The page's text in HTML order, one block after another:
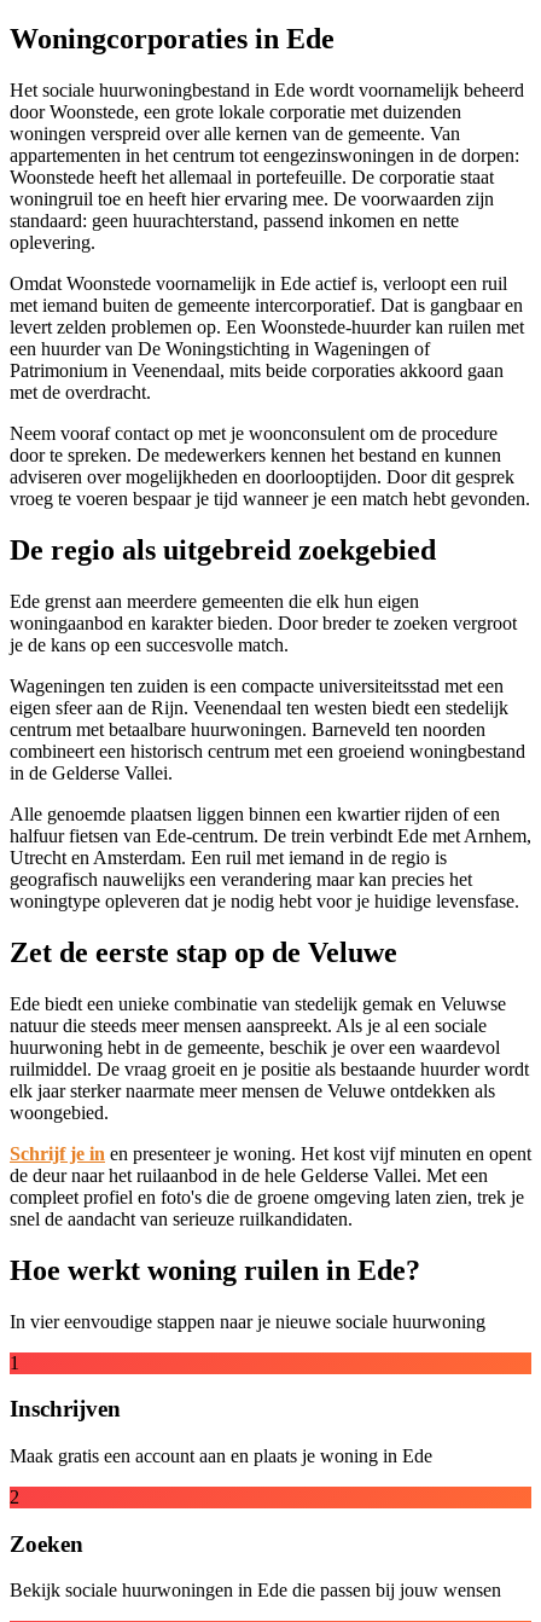
Woningcorporaties in Ede
Het sociale huurwoningbestand in Ede wordt voornamelijk beheerd
doorWoonstede, een grote lokale corporatie met duizenden
woningen verspreid over alle kernen van de gemeente. Van
appartementen in het centrum tot eengezinswoningen in de dorpen:
Woonstede heeft het allemaal in portefeuille. De corporatie staat
woningruil toe en heeft hier ervaring mee. De voorwaarden zijn
standaard: geen huurachterstand, passend inkomen en nette
oplevering.
Omdat Woonstede voornamelijk in Ede actief is, verloopt een ruil
met iemand buiten de gemeente intercorporatief. Dat is gangbaar en
levert zelden problemen op. Een Woonstede-huurder kan ruilen met
een huurder van De Woningstichting in Wageningen of
Patrimonium in Veenendaal, mits beide corporaties akkoord gaan
met de overdracht.
Neem vooraf contact op met je woonconsulent om de procedure
door te spreken. De medewerkers kennen het bestand en kunnen
adviseren over mogelijkheden en doorlooptijden. Door dit gesprek
vroeg te voeren bespaar je tijd wanneer je een match hebt gevonden.
De regio als uitgebreid zoekgebied
Ede grenst aan meerdere gemeenten die elk hun eigen
woningaanbod en karakter bieden. Door breder te zoeken vergroot
je de kans op een succesvolle match.
Wageningen ten zuiden is een compacte universiteitsstad met een
eigen sfeer aan de Rijn. Veenendaal ten westen biedt een stedelijk
centrum met betaalbare huurwoningen. Barneveld ten noorden
combineert een historisch centrum met een groeiend woningbestand
in de Gelderse Vallei.
Alle genoemde plaatsen liggen binnen een kwartier rijden of een
halfuur fietsen van Ede-centrum. De trein verbindt Ede met Arnhem,
Utrecht en Amsterdam. Een ruil met iemand in de regio is
geografisch nauwelijks een verandering maar kan precies het
woningtype opleveren dat je nodig hebt voor je huidige levensfase.
Zet de eerste stap op de Veluwe
Ede biedt een unieke combinatie van stedelijk gemak en Veluwse
natuur die steeds meer mensen aanspreekt. Als je al een sociale
huurwoning hebt in de gemeente, beschik je over een waardevol
ruilmiddel. De vraag groeit en je positie als bestaande huurder wordt
elk jaar sterker naarmate meer mensen de Veluwe ontdekken als
woongebied.
Schrijf je in en presenteer je woning. Het kost vijf minuten en opent
de deur naar het ruilaanbod in de hele Gelderse Vallei. Met een
compleet profiel en foto's die de groene omgeving laten zien, trek je
snel de aandacht van serieuze ruilkandidaten.
Hoe werkt woning ruilen in Ede?
In vier eenvoudige stappen naar je nieuwe sociale huurwoning
1
Inschrijven
Maak gratis een account aan en plaats je woning in Ede
2
Zoeken
Bekijk sociale huurwoningen in Ede die passen bij jouw wensen